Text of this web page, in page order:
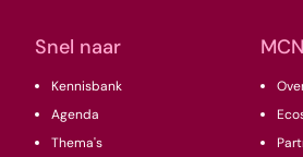
Snel naar
Kennisbank
Agenda
Thema's